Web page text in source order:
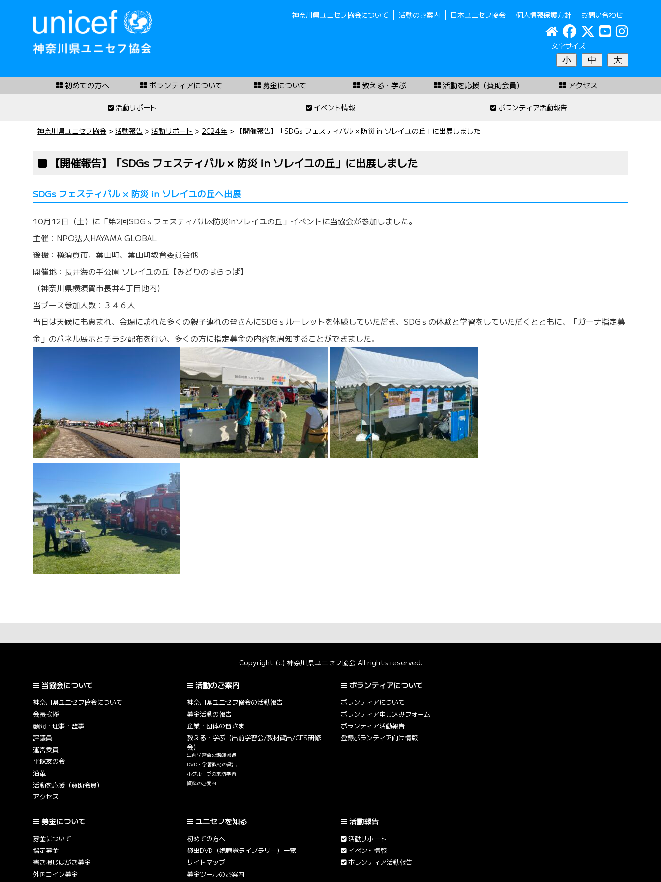
神奈川県ユニセフ協会について 活動のご案内 日本ユニセフ協会 個人情報保護方針 お問い合わせ
文字サイズ
小
中 大
初めての方へ ボランティアについて 募金について 教える・学ぶ 活動を応援（賛助会員） アクセス
活動リポート イベント情報 ボランティア活動報告
神奈川県ユニセフ協会 >活動報告 >活動リポート >2024年 > 【開催報告】「SDGs フェスティバル × 防災 in ソレイユの丘」に出展しました
【開催報告】「SDGs フェスティバル × 防災 in ソレイユの丘」に出展しました
SDGs フェスティバル × 防災 in ソレイユの丘へ出展
10月12日（土）に「第2回SDGｓフェスティバル×防災inソレイユの丘」イベントに当協会が参加しました。
主催：NPO法人HAYAMA GLOBAL
後援：横須賀市、葉山町、葉山町教育委員会他
開催地：長井海の手公園 ソレイユの丘【みどりのはらっぱ】
（神奈川県横須賀市長井4丁目地内）
当ブース参加人数：３４６人
当日は天候にも恵まれ、会場に訪れた多くの親子連れの皆さんにSDGｓルーレットを体験していただき、SDGｓの体験と学習をしていただくとともに、「ガーナ指定募
金」のパネル展示とチラシ配布を行い、多くの方に指定募金の内容を周知することができました。
Copyright (c) 神奈川県ユニセフ協会 All rights reserved.
当協会について
神奈川県ユニセフ協会について
会長挨拶
顧問・理事・監事
評議員
運営委員
平塚友の会
沿革
活動を応援（賛助会員）
アクセス
活動のご案内
神奈川県ユニセフ協会の活動報告
募金活動の報告
企業・団体の皆さま
教える・学ぶ（出前学習会/教材貸出/CFS研修
会）
出前学習会の講師派遣
DVD・学習教材の貸出
小グループの来訪学習
資料のご案内
ボランティアについて
ボランティアについて
ボランティア申し込みフォーム
ボランティア活動報告
登録ボランティア向け情報
募金について
募金について
指定募金
書き損じはがき募金
外国コイン募金
ユニセフを知る
初めての方へ
貸出DVD（視聴覚ライブラリー）一覧
サイトマップ
募金ツールのご案内
活動報告
活動リポート
イベント情報
ボランティア活動報告